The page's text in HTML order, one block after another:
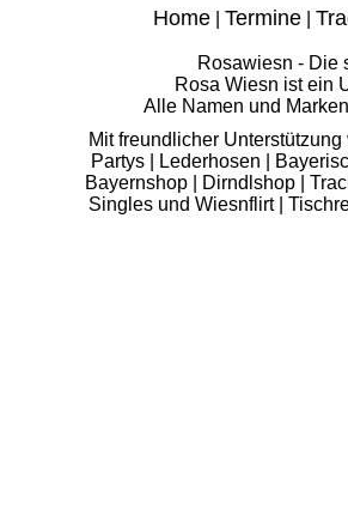
Home Termine
Rosawiesn - Die
Rosa Wiesn ist ein
Alle Namen und
Mit freundlicher
Partys
Lederhosen
Bayernshop
Dirndlshop
Singles und Wiesnflirt|